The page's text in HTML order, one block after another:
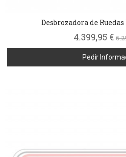
Desbrozadora de
4.399,95 €
Pedir